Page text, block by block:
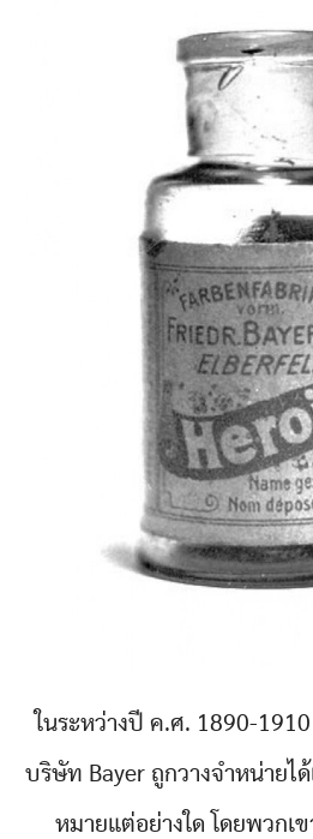
ในระหว่างปี ค.ศ. 1890-
บริษัท Bayer ถูกวางจำหน่ายไ
หมายแต่อย่างใด โดยพวกเ